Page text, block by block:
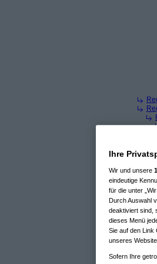
Ihre
Wir und unsere
eindeutige
für die unter
Durch Auswahl
deaktiviert sind,
dieses Menü
Sie auf den Link
unseres
Sofern Ihre